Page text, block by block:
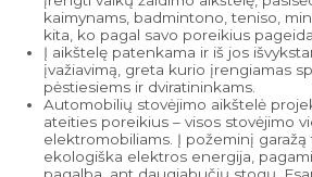
kaimynams, badmintono, teniso,
kita, ko pagal savo poreikius
Į aikštelę patenkama ir iš jos
įvažiavimą, greta kurio įrengiamas
pėstiesiems ir dviratininkams.
Automobilių stovėjimo aikštelė
ateities poreikius – visos stovėjimo
elektromobiliams. Į požeminį garažą
ekologiška elektros energija,